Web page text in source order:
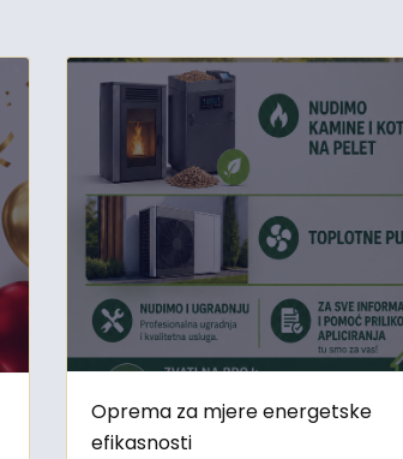
Oprema za mjere energetske
efikasnosti